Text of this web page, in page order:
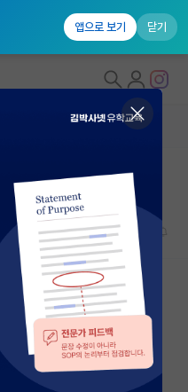
앱으로 보기 닫기
같습니다